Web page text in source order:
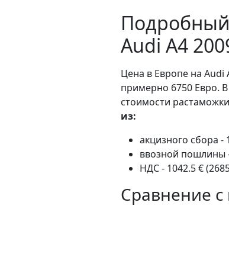
Audi A4
Цена в Европе на Audi
примерно 6750 Евро.
стоимости
из:
акцизного сбора -
ввозной пошлины
НДС - 1042.5 €
Сравнение